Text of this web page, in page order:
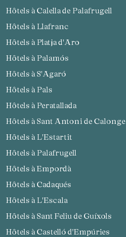
Hôtels à Calella de Palafrugell
Hôtels à Llafranc
Hôtels à Platja d'Aro
Hôtels à Palamós
Hôtels à S'Agaró
Hôtels à Pals
Hôtels à Peratallada
Hôtels à Sant Antoni de Calonge
Hôtels à L'Estartit
Hôtels à Palafrugell
Hôtels à Empordà
Hôtels à Cadaqués
Hôtels à L'Escala
Hôtels à Sant Feliu de Guíxols
Hôtels à Castelló d'Empúries